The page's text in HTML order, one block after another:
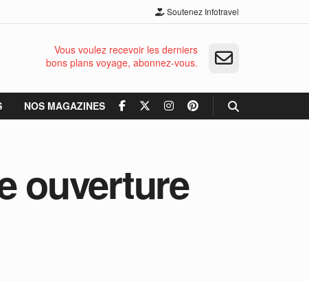
Soutenez Infotravel
Vous voulez recevoir les derniers
bons plans voyage, abonnez-vous.
NOS MAGAZINES
ouverture